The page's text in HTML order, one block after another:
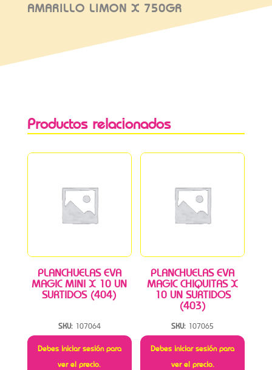
AMARILLO LIMON X 750GR
Productos relacionados
PLANCHUELAS EVA
MAGIC MINI X 10 UN
SURTIDOS (404)
SKU: 107064
Debes iniciar sesión para
ver el precio.
PLANCHUELAS EVA
MAGIC CHIQUITAS X
10 UN SURTIDOS
(403)
SKU: 107065
Debes iniciar sesión para
ver el precio.